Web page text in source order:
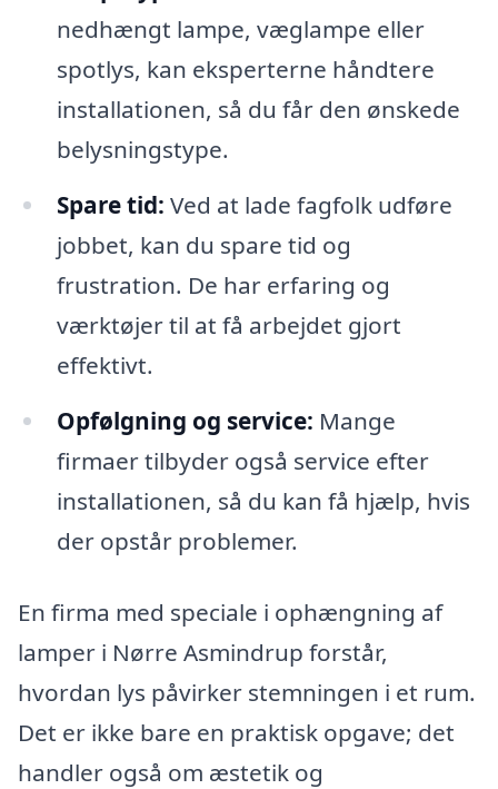
nedhængt lampe, væglampe eller
spotlys, kan eksperterne håndtere
installationen, så du får den ønskede
belysningstype.
Spare tid: Ved at lade fagfolk udføre
jobbet, kan du spare tid og
frustration. De har erfaring og
værktøjer til at få arbejdet gjort
effektivt.
Opfølgning og service: Mange
firmaer tilbyder også service efter
installationen, så du kan få hjælp, hvis
der opstår problemer.
En firma med speciale i ophængning af
lamper i Nørre Asmindrup forstår,
hvordan lys påvirker stemningen i et rum.
Det er ikke bare en praktisk opgave; det
handler også om æstetik og